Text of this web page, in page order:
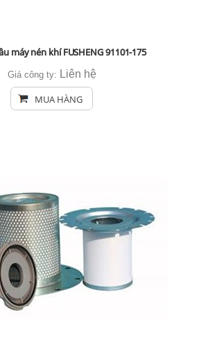
máy nén khí FUSHENG 91101-175
Giá công ty: Liên hệ
MUA HÀNG